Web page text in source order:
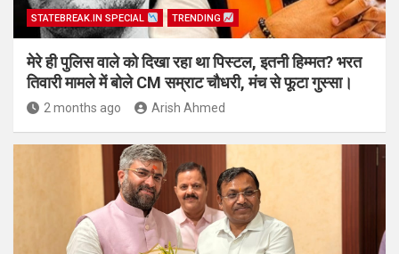
STATEBREAK.IN SPECIAL TRENDING
मेरे ही पुलिस वाले को दिखा रहा था पिस्टल, इतनी हिम्मत? भरत
तिवारी मामले में बोले CM सम्राट चौधरी, मंच से फूटा गुस्सा।
2 months ago Arish Ahmed